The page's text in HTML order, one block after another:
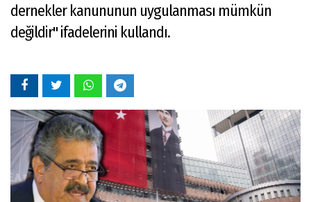
dernekler kanununun uygulanması mümkün
değildir" ifadelerini kullandı.